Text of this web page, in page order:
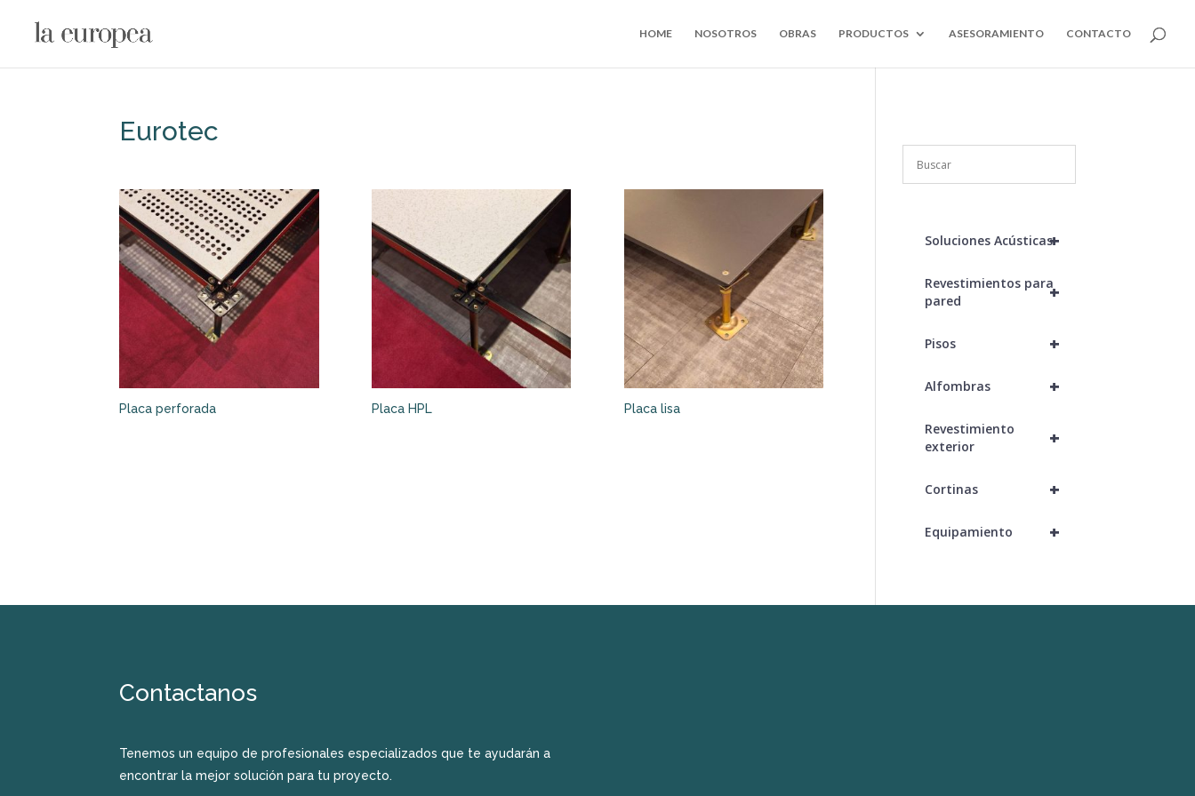
HOME NOSOTROS OBRAS PRODUCTOS ASESORAMIENTO CONTACTO
Eurotec
Placa perforada Placa HPL Placa lisa
+
Soluciones Acústicas
+
Revestimientos para
pared
+
Pisos
+
Alfombras
+
Revestimiento
exterior
+
Cortinas
+
Equipamiento
Contactanos
Tenemos un equipo de profesionales especializados que te ayudarán a
encontrar la mejor solución para tu proyecto.